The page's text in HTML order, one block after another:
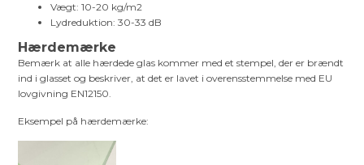
Vægt: 10-20 kg/m2
Lydreduktion: 30-33 dB
Hærdemærke
Bemærk at alle hærdede glas kommer med et stempel, der er brændt
ind i glasset og beskriver, at det er lavet i overensstemmelse med EU
lovgivning EN12150.
Eksempel på hærdemærke: